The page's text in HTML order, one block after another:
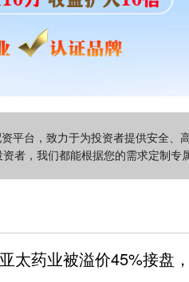
平台，致力于为投资者提供安全
者，我们都能根据您的需求定制
太药业被溢价45%接盘